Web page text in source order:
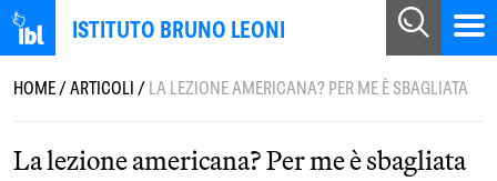
ISTITUTO BRUNO LEONI
HOME/ARTICOLI/LA LEZIONE AMERICANA? PER ME È SBAGLIATA
La lezione americana? Per me è sbagliata